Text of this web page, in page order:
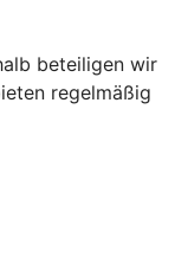
beteiligen wir
regelmäßig